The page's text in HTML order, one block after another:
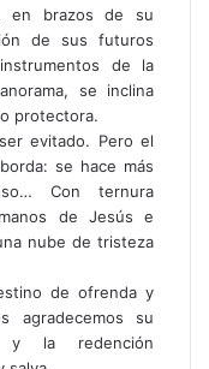
en brazos de su
de sus futuros
de la
se inclina
protectora.
evitado. Pero el
se hace más
Con ternura
de Jesús e
nube de tristeza
de ofrenda y
agradecemos su
y la redención